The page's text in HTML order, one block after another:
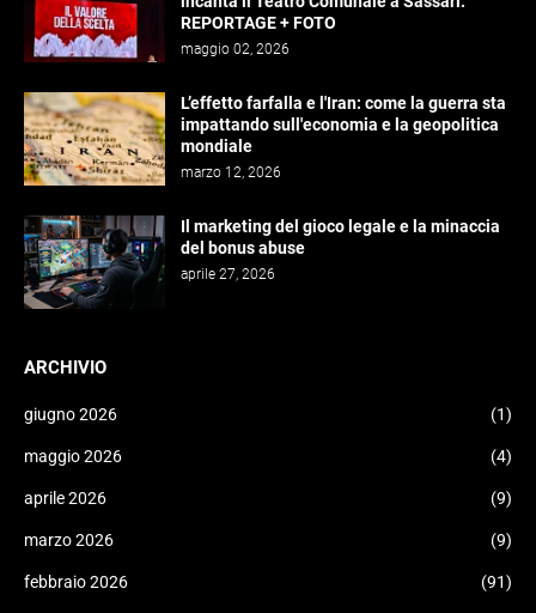
REPORTAGE + FOTO
maggio 02, 2026
L’effetto farfalla e l'Iran: come la guerra sta
impattando sull'economia e la geopolitica
mondiale
marzo 12, 2026
Il marketing del gioco legale e la minaccia
del bonus abuse
aprile 27, 2026
ARCHIVIO
giugno 2026 (1)
maggio 2026 (4)
aprile 2026 (9)
marzo 2026 (9)
febbraio 2026 (91)